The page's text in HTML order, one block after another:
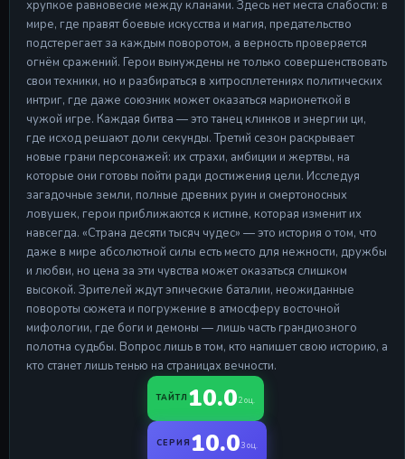
хрупкое равновесие между кланами. Здесь нет места слабости: в
мире, где правят боевые искусства и магия, предательство
подстерегает за каждым поворотом, а верность проверяется
огнём сражений. Герои вынуждены не только совершенствовать
свои техники, но и разбираться в хитросплетениях политических
интриг, где даже союзник может оказаться марионеткой в
чужой игре. Каждая битва — это танец клинков и энергии ци,
где исход решают доли секунды. Третий сезон раскрывает
новые грани персонажей: их страхи, амбиции и жертвы, на
которые они готовы пойти ради достижения цели. Исследуя
загадочные земли, полные древних руин и смертоносных
ловушек, герои приближаются к истине, которая изменит их
навсегда. «Страна десяти тысяч чудес» — это история о том, что
даже в мире абсолютной силы есть место для нежности, дружбы
и любви, но цена за эти чувства может оказаться слишком
высокой. Зрителей ждут эпические баталии, неожиданные
повороты сюжета и погружение в атмосферу восточной
мифологии, где боги и демоны — лишь часть грандиозного
полотна судьбы. Вопрос лишь в том, кто напишет свою историю, а
кто станет лишь тенью на страницах вечности.
ТАЙТЛ 10.02 оц.
СЕРИЯ 10.03 оц.